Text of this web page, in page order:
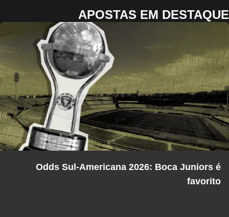
APOSTAS EM DESTAQUE
Odds Sul-Americana 2026: Boca Juniors é
favorito